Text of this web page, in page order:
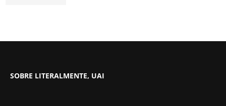
SOBRE LITERALMENTE, UAI